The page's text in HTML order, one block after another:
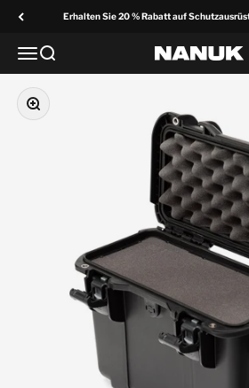
Erhalten Sie 20 % Rabatt auf
MenüSuche NANUK Europa
Vergrößern